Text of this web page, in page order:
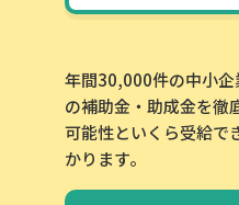
年間30,000件の中小企
の補助金・助成金を徹
可能性といくら受給で
かります。